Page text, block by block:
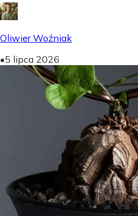
Oliwier Woźniak
•5 lipca 2026